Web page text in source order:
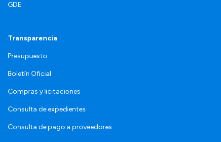
GDE
Transparencia
Presupuesto
Boletín Oficial
Compras y licitaciones
Consulta de expedientes
Consulta de pago a proveedores